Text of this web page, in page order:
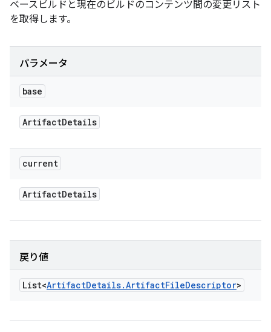
ベースビルドと現在のビルドのコンテンツ間の変更リスト
を取得します。
パラメータ
base
ArtifactDetails
current
ArtifactDetails
戻り値
List<ArtifactDetails.ArtifactFileDescriptor>